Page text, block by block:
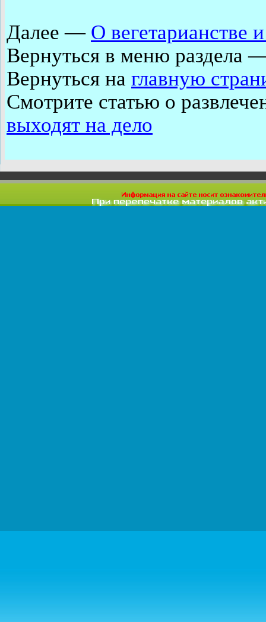
Далее — О вегетарианстве
Вернуться в меню раздела
Вернуться на главную
Смотрите статью о
выходят на дело